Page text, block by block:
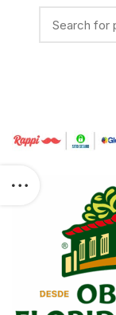
with ID
Please read
docs/graph-